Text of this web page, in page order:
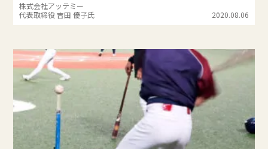
株式会社アッテミー
代表取締役 吉田 優子氏
2020.08.06